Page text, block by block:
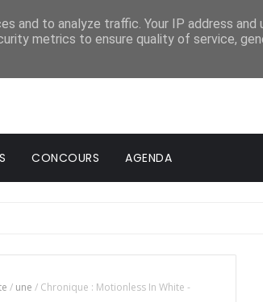
CONCOURS AGENDA
/ une / Chronique : Motionless In White -
and to analyze traffic. Your IP address and
metrics to ensure quality of service,